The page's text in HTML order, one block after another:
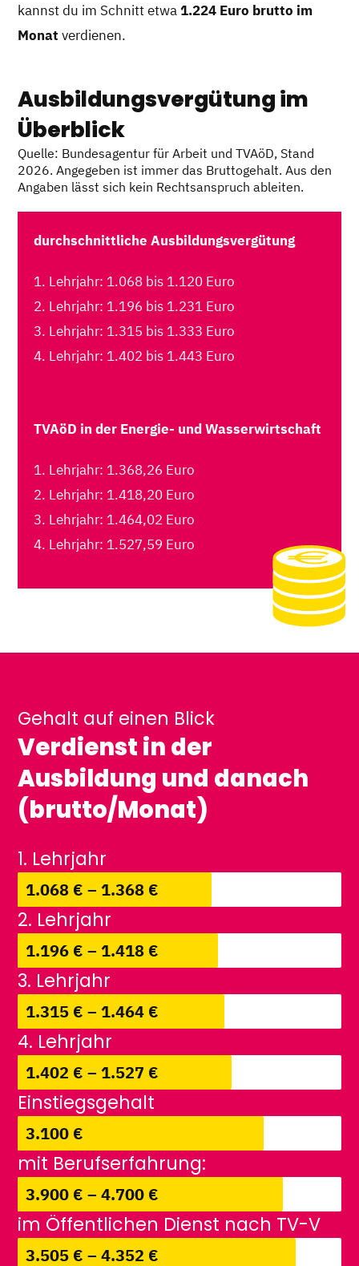
kannst du im Schnitt etwa1.224 Euro brutto im
Monat verdienen.
Ausbildungsvergütung im
Überblick
Quelle: Bundesagentur für Arbeit und TVAöD, Stand
2026. Angegeben ist immer das Bruttogehalt. Aus den
Angaben lässt sich kein Rechtsanspruch ableiten.
durchschnittliche Ausbildungsvergütung
1. Lehrjahr: 1.068 bis 1.120 Euro
2. Lehrjahr: 1.196 bis 1.231 Euro
3. Lehrjahr: 1.315 bis 1.333 Euro
4. Lehrjahr: 1.402 bis 1.443 Euro
TVAöD in der Energie- und Wasserwirtschaft
1. Lehrjahr: 1.368,26 Euro
2. Lehrjahr: 1.418,20 Euro
3. Lehrjahr: 1.464,02 Euro
4. Lehrjahr: 1.527,59 Euro
Gehalt auf einen Blick
Verdienst in der
Ausbildung und danach
(brutto/Monat)
1. Lehrjahr
1.068 € – 1.368 €
2. Lehrjahr
1.196 € – 1.418 €
3. Lehrjahr
1.315 € – 1.464 €
4. Lehrjahr
1.402 € – 1.527 €
Einstiegsgehalt
3.100 €
mit Berufserfahrung:
3.900 € – 4.700 €
im Öffentlichen Dienst nach TV-V
3.505 € – 4.352 €